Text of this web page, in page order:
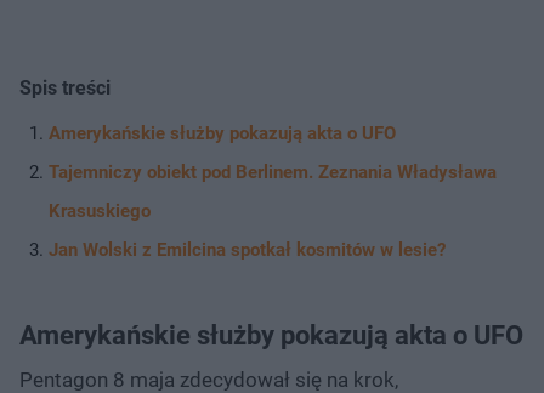
Spis treści
Amerykańskie służby pokazują akta o UFO
Tajemniczy obiekt pod Berlinem. Zeznania Władysława
Krasuskiego
Jan Wolski z Emilcina spotkał kosmitów w lesie?
Amerykańskie służby pokazują akta o UFO
Pentagon 8 maja zdecydował się na krok,